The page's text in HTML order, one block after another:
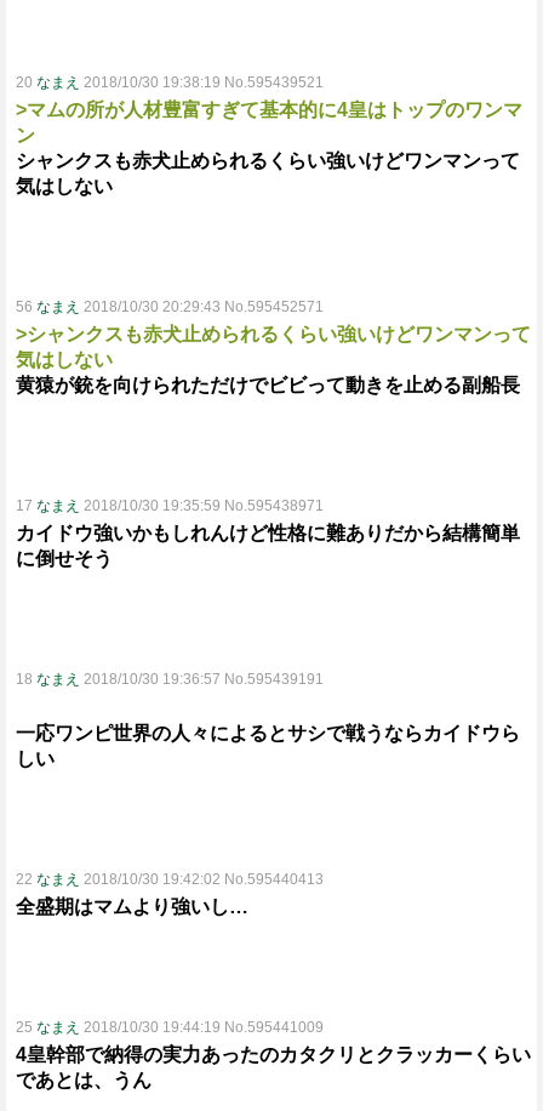
20 なまえ 2018/10/30 19:38:19 No.595439521
>マムの所が人材豊富すぎて基本的に4皇はトップのワンマ
ン
シャンクスも赤犬止められるくらい強いけどワンマンって
気はしない
56 なまえ 2018/10/30 20:29:43 No.595452571
>シャンクスも赤犬止められるくらい強いけどワンマンって
気はしない
黄猿が銃を向けられただけでビビって動きを止める副船長
17 なまえ 2018/10/30 19:35:59 No.595438971
カイドウ強いかもしれんけど性格に難ありだから結構簡単
に倒せそう
18 なまえ 2018/10/30 19:36:57 No.595439191
一応ワンピ世界の人々によるとサシで戦うならカイドウら
しい
22 なまえ 2018/10/30 19:42:02 No.595440413
全盛期はマムより強いし…
25 なまえ 2018/10/30 19:44:19 No.595441009
4皇幹部で納得の実力あったのカタクリとクラッカーくらい
であとは、うん